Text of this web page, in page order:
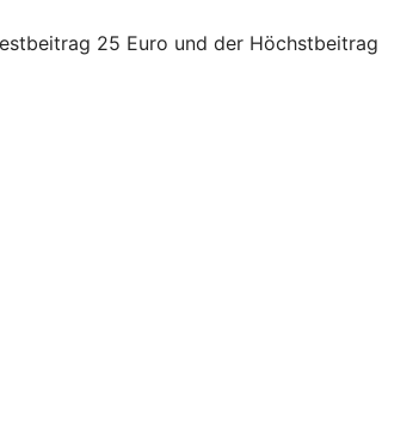
25 Euro und der Höchstbeitrag